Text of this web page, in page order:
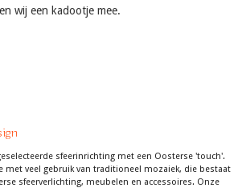
wij een kadootje mee.
sfeerinrichting met een Oosterse 'touch'.
met veel gebruik van traditioneel mozaiek, die bestaat
sfeerverlichting, meubelen en accessoires. Onze